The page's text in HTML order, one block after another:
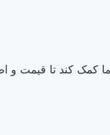
کند تا قیمت و